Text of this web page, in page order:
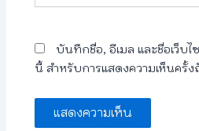
บันทึกชื่อ, อีเมล และชื่อเว็บ
นี้ สำหรับการแสดงความเห็นครั้ง